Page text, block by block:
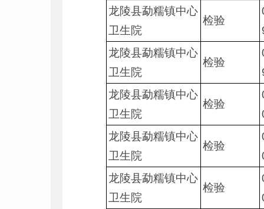
龙陵县勐糯镇中心
卫生院
检验
龙陵县勐糯镇中心
卫生院
检验
龙陵县勐糯镇中心
卫生院
检验
龙陵县勐糯镇中心
卫生院
检验
龙陵县勐糯镇中心
卫生院
检验